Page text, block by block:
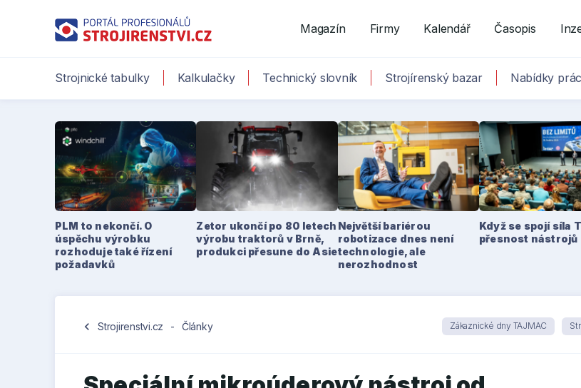
Magazín Firmy Kalendář Časopis
Strojnické tabulky Kalkulačky Technický slovník Strojírenský bazar Nabídky
PLM to nekončí. O
úspěchu výrobku
rozhoduje také řízení
požadavků
Zetor ukončí po 80 letech
výrobu traktorů v Brně,
produkci přesune do Asie
Největší bariérou
robotizace dnes není
technologie, ale
nerozhodnost
Když se spojí síla
přesnost nástrojů
chevron_left Strojirenstvi.cz - Články Zákaznické dny TAJMAC